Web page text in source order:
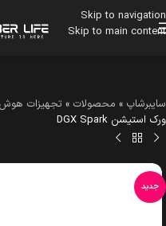
Skip to navigation
Skip to main content
سایبرشاپ » محصولات » تجهیزات
ورک استیشن DGX Spark
جدید